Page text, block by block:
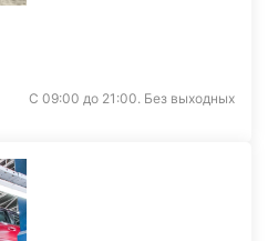
С 09:00 до 21:00. Без выходных